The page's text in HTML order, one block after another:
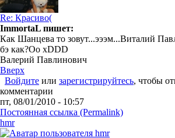
Re: Красиво(
ImmortaL пишет:
Как Шанцева то зовут...эээм...Виталий
бэ как?Оо xDDD
Валерий Павлинович
Вверх
Войдите или зарегистрируйтесь, чтобы
комментарии
пт, 08/01/2010 - 10:57
Постоянная ссылка (Permalink)
hmr